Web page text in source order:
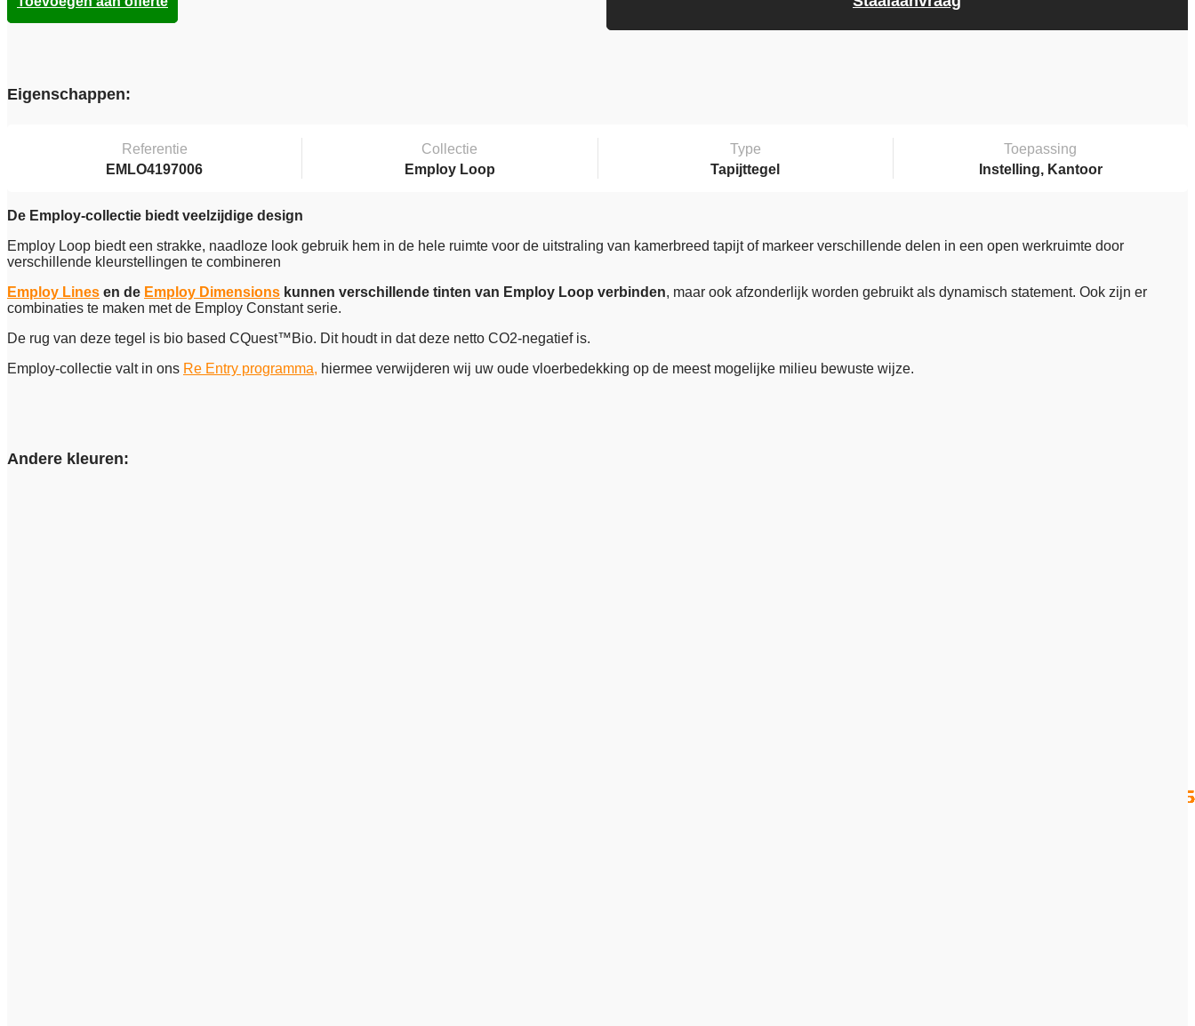
Eigenschappen:
Referentie
EMLO4197006
Collectie
Employ Loop
Type
Tapijttegel
Toepassing
Instelling, Kantoor
De Employ-collectie biedt veelzijdige design
Employ Loop biedt een strakke, naadloze look gebruik hem in de hele ruimte voor de uitstraling van kamerbreed tapijt of markeer verschillende delen in een open werkruimte door
verschillende kleurstellingen te combineren
Employ Lines en de Employ Dimensions kunnen verschillende tinten van Employ Loop verbinden, maar ook afzonderlijk worden gebruikt als dynamisch statement. Ook zijn er
combinaties te maken met de Employ Constant serie.
De rug van deze tegel is bio based CQuest™Bio. Dit houdt in dat deze netto CO2-negatief is.
Employ-collectie valt in ons Re Entry programma, hiermee verwijderen wij uw oude vloerbedekking op de meest mogelijke milieu bewuste wijze.
Andere kleuren: